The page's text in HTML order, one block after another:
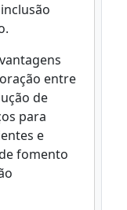
entre
de
para
e
fomento